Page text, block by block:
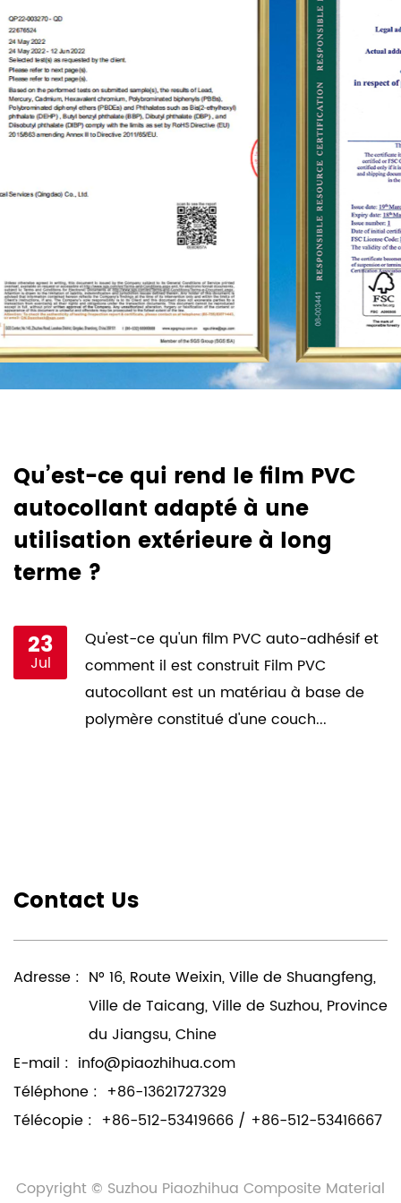
États-Unis, l'Allemagne, le Japon, la Corée du Sud,
le Brésil, le Mexique, la Russie et le Moyen-Orient.
et ainsi de suite, couvrant l'Asie, l'Europe, les
Amériques, l'Afrique et d'autres régions, et sont
devenus un fournisseur stable à long terme.
Qu’est-ce qui rend le film PVC
autocollant adapté à une
utilisation extérieure à long
terme ?
23
Jul
Qu'est-ce qu'un film PVC auto-adhésif et
comment il est construit Film PVC
autocollant est un matériau à base de
polymère constitué d'une couch...
Contact Us
Adresse : N° 16, Route Weixin, Ville de Shuangfeng,
Ville de Taicang, Ville de Suzhou, Province
du Jiangsu, Chine
E-mail : info@piaozhihua.com
Téléphone : +86-13621727329
Télécopie : +86-512-53419666 / +86-512-53416667
Copyright © Suzhou Piaozhihua Composite Material